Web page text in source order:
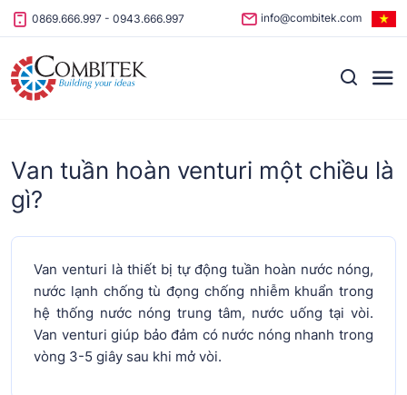
Skip to content
0869.666.997 - 0943.666.997 info@combitek.com
Van tuần hoàn venturi một chiều là
gì?
Van venturi là thiết bị tự động tuần hoàn nước nóng,
nước lạnh chống tù đọng chống nhiễm khuẩn trong
hệ thống nước nóng trung tâm, nước uống tại vòi.
Van venturi giúp bảo đảm có nước nóng nhanh trong
vòng 3-5 giây sau khi mở vòi.